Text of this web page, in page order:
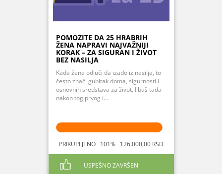
POMOZITE DA 25 HRABRIH
ŽENA NAPRAVI NAJVAŽNIJI
KORAK – ZA SIGURAN I ŽIVOT
BEZ NASILJA
Kada žena odluči da izađe iz nasilja, to
često znači gubitak doma, sigurnosti i
osnovnih sredstava za život. I baš tada –
nakon tog prvog i...
PRIKUPLJENO 101% 126.000,00 RSD
USPEŠNO ZAVRŠEN